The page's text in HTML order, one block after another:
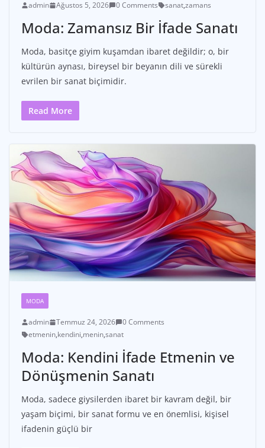
admin Ağustos 5, 2026 0 Comments sanat,zamans
Moda: Zamansız Bir İfade Sanatı
Moda, basitçe giyim kuşamdan ibaret değildir; o, bir
kültürün aynası, bireysel bir beyanın dili ve sürekli
evrilen bir sanat biçimidir.
Read More
MODA
admin Temmuz 24, 2026
0 Comments
etmenin,kendini,menin,sanat
Moda: Kendini İfade Etmenin ve
Dönüşmenin Sanatı
Moda, sadece giysilerden ibaret bir kavram değil, bir
yaşam biçimi, bir sanat formu ve en önemlisi, kişisel
ifadenin güçlü bir